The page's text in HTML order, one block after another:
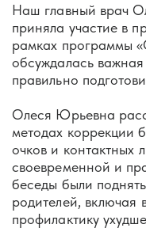
Наш главный врач
приняла участие в
рамках программы
обсуждалась
правильно
Олеся Юрьевна
методах коррекции
очков и контактных
своевременной и
беседы были
родителей, включая
профилактику